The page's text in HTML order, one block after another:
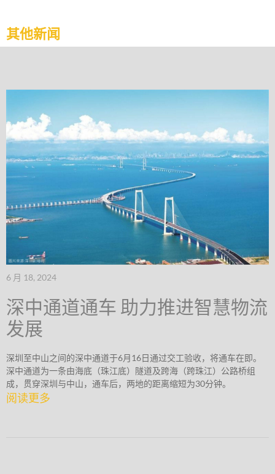
其他新闻
6 月 18, 2024
深中通道通车 助力推进智慧物流
发展
深圳至中山之间的深中通道于6月16日通过交工验收，将通车在即。
深中通道为一条由海底（珠江底）隧道及跨海（跨珠江）公路桥组
成，贯穿深圳与中山，通车后，两地的距离缩短为30分钟。
阅读更多